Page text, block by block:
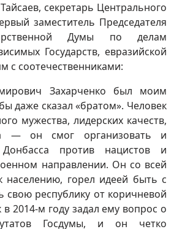
секретарь Центрального
заместитель Председателя
Думы по делам
Государств, евразийской
с соотечественниками:
Захарченко был моим
даже сказал «братом». Человек
мужества, лидерских качеств,
— он смог организовать и
против нацистов и
направлении. Он со всей
населению, горел идеей быть с
свою республику от коричневой
2014-м году задал ему вопрос о
Госдумы, и он четко